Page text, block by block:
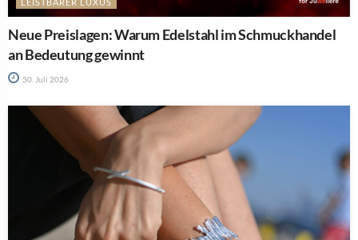
Neue Preislagen: Warum Edelstahl im Schmuckhandel
an Bedeutung gewinnt
30. Juli 2026